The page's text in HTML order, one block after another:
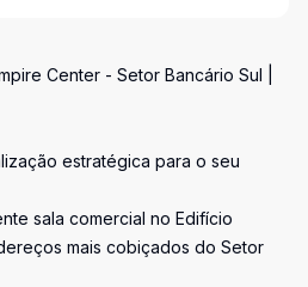
Center - Setor Bancário Sul |
estratégica para o seu
sala comercial no Edifício
mais cobiçados do Setor